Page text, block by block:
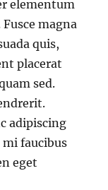
elementum
magna
quis,
placerat
sed.
adipiscing
faucibus
eget